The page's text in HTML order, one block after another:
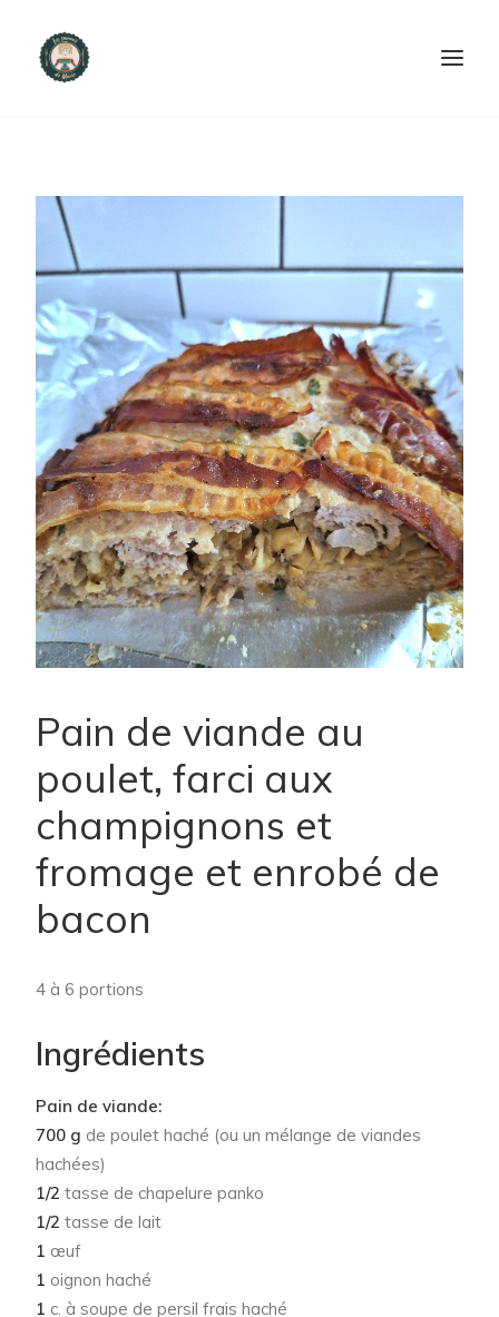
PRODUITS ET SERVICES
NOUS CONTACTER
RECETTES
FAQ
SEARCH
Pain de viande au
poulet, farci aux
champignons et
fromage et enrobé de
bacon
4 à 6 portions
Ingrédients
Pain de viande:
700 g de poulet haché (ou un mélange de viandes
hachées)
1/2 tasse de chapelure panko
1/2 tasse de lait
1 œuf
1 oignon haché
1 c. à soupe de persil frais haché